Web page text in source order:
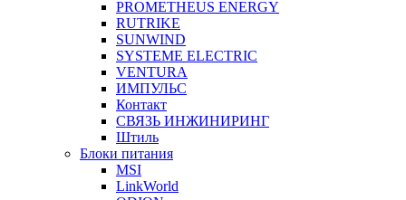
PROMETHEUS ENERGY
RUTRIKE
SUNWIND
SYSTEME ELECTRIC
VENTURA
ИМПУЛЬС
Контакт
СВЯЗЬ ИНЖИНИРИНГ
Штиль
Блоки питания
MSI
LinkWorld